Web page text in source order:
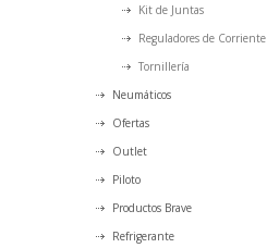
Kit de Juntas
Reguladores de Corriente
Tornillería
Neumáticos
Ofertas
Outlet
Piloto
Productos Brave
Refrigerante